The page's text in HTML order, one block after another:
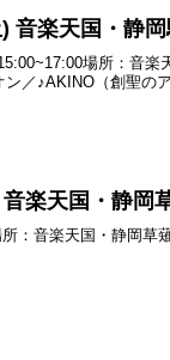
) 音楽天国・静
場所：音楽
／♪AKINO（創聖の
音楽天国・静
：音楽天国・静岡草